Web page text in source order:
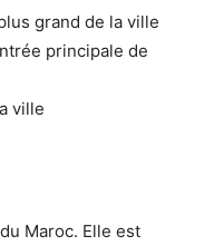
grand de la ville
principale de
ville
Maroc. Elle est